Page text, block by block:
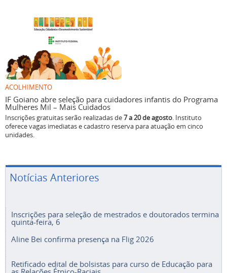
ACOLHIMENTO
IF Goiano abre seleção para cuidadores infantis do Programa
Mulheres Mil – Mais Cuidados
Inscrições gratuitas serão realizadas de7 a 20 de agosto. Instituto
oferece vagas imediatas e cadastro reserva para atuação em cinco
unidades.
Notícias Anteriores
Inscrições para seleção de mestrados e doutorados termina
quinta-feira, 6
Aline Bei confirma presença na Flig 2026
Retificado edital de bolsistas para curso de Educação para